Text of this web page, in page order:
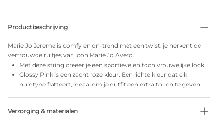
Productbeschrijving
Marie Jo Jereme is comfy en on-trend met een twist: je herkent de
vertrouwde ruitjes van icon Marie Jo Avero.
Met deze string creëer je een sportieve en toch vrouwelijke look.
Glossy Pink is een zacht roze kleur. Een lichte kleur dat elk
huidtype flatteert, ideaal om je outfit een extra touch te geven.
Verzorging & materialen